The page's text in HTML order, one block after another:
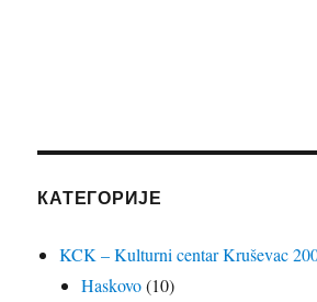
КАТЕГОРИЈЕ
KCK – Kulturni centar Kruševac
Haskovo(10)